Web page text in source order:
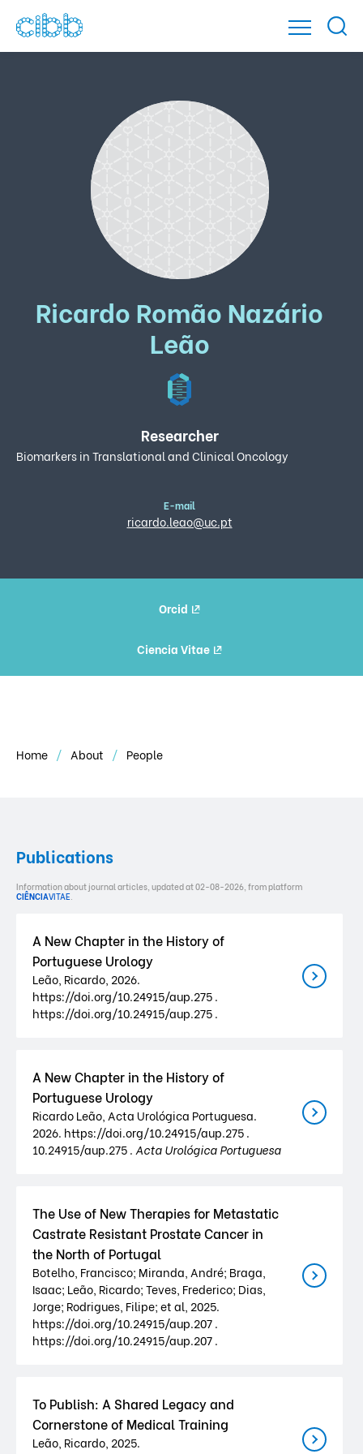
Ricardo Romão Nazário
Leão
Researcher
Biomarkers in Translational and Clinical Oncology
E-mail
ricardo.leao@uc.pt
Orcid
Ciencia Vitae
Home About People
Publications
Information about journal articles, updated at 02-08-2026, from platform
CIÊNCIAVITAE.
A New Chapter in the History of
Portuguese Urology
Leão, Ricardo, 2026.
https://doi.org/10.24915/aup.275 .
https://doi.org/10.24915/aup.275 .
A New Chapter in the History of
Portuguese Urology
Ricardo Leão, Acta Urológica Portuguesa.
2026. https://doi.org/10.24915/aup.275 .
10.24915/aup.275 . Acta Urológica Portuguesa
The Use of New Therapies for Metastatic
Castrate Resistant Prostate Cancer in
the North of Portugal
Botelho, Francisco; Miranda, André; Braga,
Isaac; Leão, Ricardo; Teves, Frederico; Dias,
Jorge; Rodrigues, Filipe; et al, 2025.
https://doi.org/10.24915/aup.207 .
https://doi.org/10.24915/aup.207 .
To Publish: A Shared Legacy and
Cornerstone of Medical Training
Leão, Ricardo, 2025.